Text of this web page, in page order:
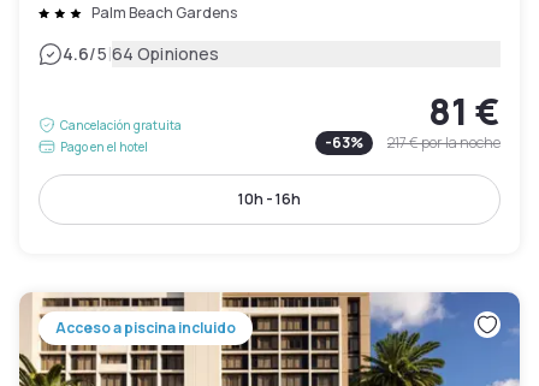
Palm Beach Gardens
4.6/5|64 Opiniones
Cancelación gratuita
Pago en el hotel
81 €
-63% 217 €por la noche
10h - 16h
Acceso a piscina incluido